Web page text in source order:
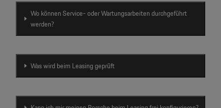
Wo können Service- oder Wartungsarbeiten durchgeführt
werden?
Was wird beim Leasing geprüft